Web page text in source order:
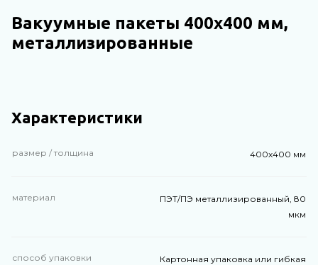
Вакуумные пакеты 400х400 мм,
металлизированные
Характеристики
размер / толщина 400х400 мм
материал
ПЭТ/ПЭ металлизированный, 80
мкм
способ упаковки
Картонная упаковка или гибкая